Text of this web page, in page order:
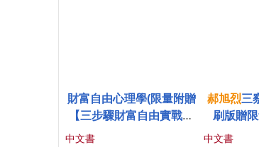
財富自由心理學(限量附贈
【三步驟財富自由實戰計
中文書
郝旭烈三
刷版贈
《致富覺
中文書